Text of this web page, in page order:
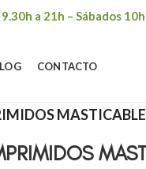
a 21h – Sábados
CONTACTO